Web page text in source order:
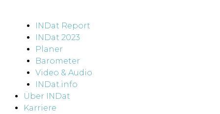
INDat Report
INDat 2023
Planer
Barometer
Video & Audio
INDat.info
Über INDat
Karriere